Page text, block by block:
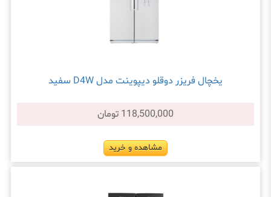
یخچال فریزر دوقلو دیپوینت مدل D4W سفید
118,500,000 تومان
مشاهده و خرید